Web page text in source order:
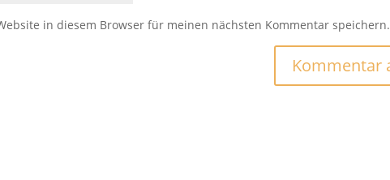
in diesem Browser für meinen nächsten Kommentar speichern.